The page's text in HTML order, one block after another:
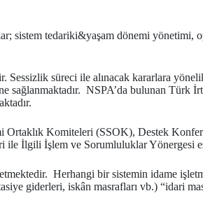
sistem tedariki&yaşam dönemi yönetimi,
Sessizlik süreci ile alınacak kararlara
NSPA’da bulunan Türk
Komiteleri (SSOK), Destek
ile İlgili İşlem ve Sorumluluklar Yönergesi
Herhangi bir sistemin idame
giderleri, iskân masrafları vb.) “idari